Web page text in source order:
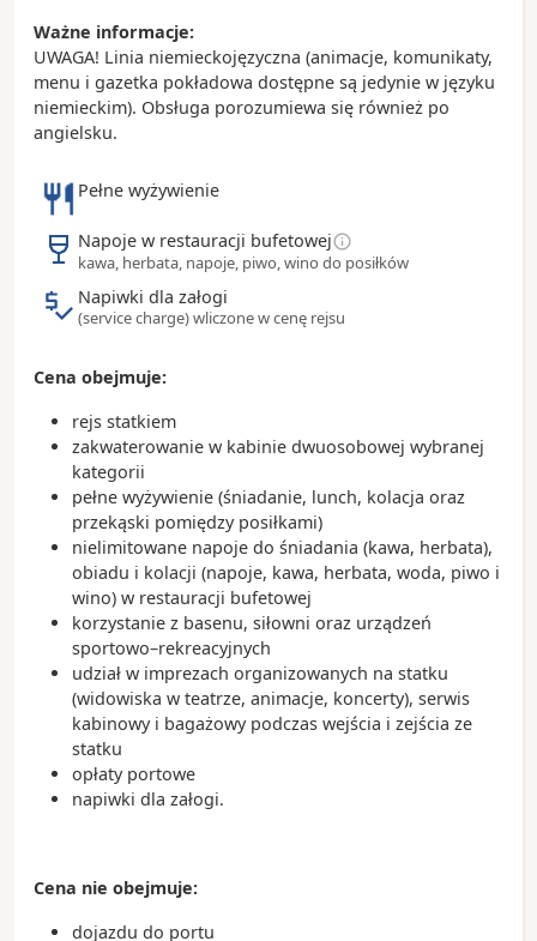
a na deser polecamy klasyczne churros lub crema
catalana
Ważne informacje:
UWAGA! Linia niemieckojęzyczna (animacje, komunikaty,
menu i gazetka pokładowa dostępne są jedynie w języku
niemieckim). Obsługa porozumiewa się również po
angielsku.
Pełne wyżywienie
Napoje w restauracji bufetowej
kawa, herbata, napoje, piwo, wino do posiłków
Napiwki dla załogi
(service charge) wliczone w cenę rejsu
Cena obejmuje:
rejs statkiem
zakwaterowanie w kabinie dwuosobowej wybranej
kategorii
pełne wyżywienie (śniadanie, lunch, kolacja oraz
przekąski pomiędzy posiłkami)
nielimitowane napoje do śniadania (kawa, herbata),
obiadu i kolacji (napoje, kawa, herbata, woda, piwo i
wino) w restauracji bufetowej
korzystanie z basenu, siłowni oraz urządzeń
sportowo–rekreacyjnych
udział w imprezach organizowanych na statku
(widowiska w teatrze, animacje, koncerty), serwis
kabinowy i bagażowy podczas wejścia i zejścia ze
statku
opłaty portowe
napiwki dla załogi.
Cena nie obejmuje:
dojazdu do portu